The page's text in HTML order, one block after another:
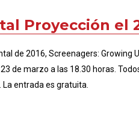
Proyección el
de 2016, Screenagers: Growing
de marzo a las 18.30 horas.
entrada es gratuita.